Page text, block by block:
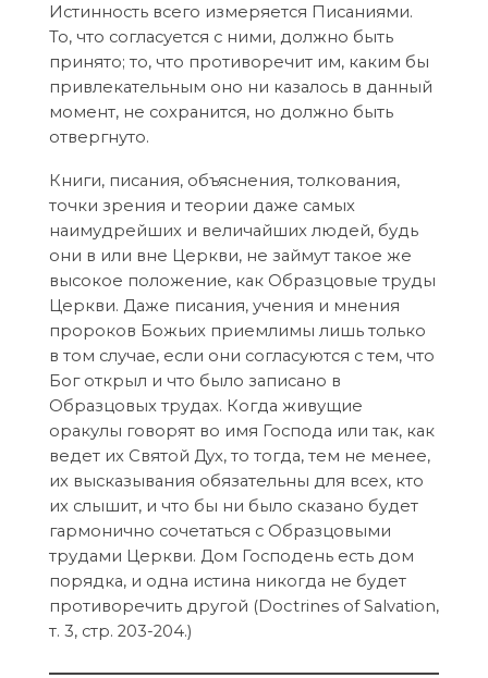
Истинность всего измеряется Писаниями.
То, что согласуется с ними, должно быть
принято; то, что противоречит им, каким бы
привлекательным оно ни казалось в данный
момент, не сохранится, но должно быть
отвергнуто.
Книги, писания, объяснения, толкования,
точки зрения и теории даже самых
наимудрейших и величайших людей, будь
они в или вне Церкви, не займут такое же
высокое положение, как Образцовые труды
Церкви. Даже писания, учения и мнения
пророков Божьих приемлимы лишь только
в том случае, если они согласуются с тем, что
Бог открыл и что было записано в
Образцовых трудах. Когда живущие
оракулы говорят во имя Господа или так, как
ведет их Святой Дух, то тогда, тем не менее,
их высказывания обязательны для всех, кто
их слышит, и что бы ни было сказано будет
гармонично сочетаться с Образцовыми
трудами Церкви. Дом Господень есть дом
порядка, и одна истина никогда не будет
противоречить другой (Doctrines of Salvation,
т. 3, стр. 203-204.)